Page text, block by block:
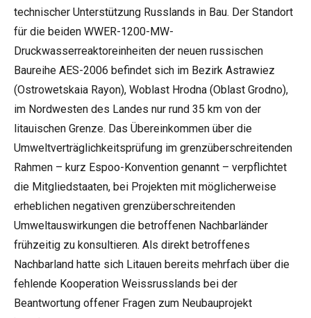
technischer Unterstützung Russlands in Bau. Der Standort
für die beiden WWER-1200-MW-
Druckwasserreaktoreinheiten der neuen russischen
Baureihe AES-2006 befindet sich im Bezirk Astrawiez
(Ostrowetskaia Rayon), Woblast Hrodna (Oblast Grodno),
im Nordwesten des Landes nur rund 35 km von der
litauischen Grenze. Das Übereinkommen über die
Umweltverträglichkeitsprüfung im grenzüberschreitenden
Rahmen – kurz Espoo-Konvention genannt – verpflichtet
die Mitgliedstaaten, bei Projekten mit möglicherweise
erheblichen negativen grenzüberschreitenden
Umweltauswirkungen die betroffenen Nachbarländer
frühzeitig zu konsultieren. Als direkt betroffenes
Nachbarland hatte sich Litauen bereits mehrfach über die
fehlende Kooperation Weissrusslands bei der
Beantwortung offener Fragen zum Neubauprojekt